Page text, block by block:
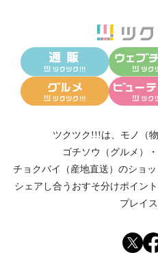
ツクツク!!!は、 モノ（物
ゴチソウ（グルメ）
・
チョクバイ（産地直送） のショッ
シェアし合う おすそ分けポイン
プレイス